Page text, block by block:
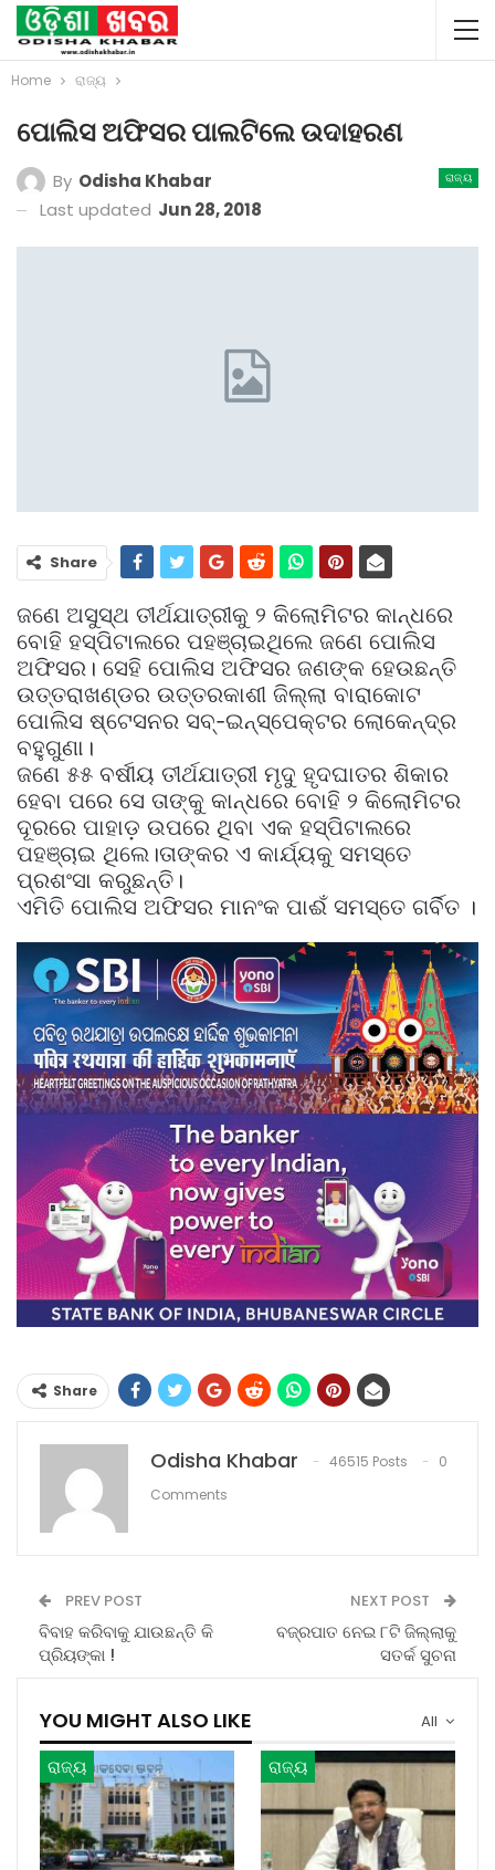
Home ରାଜ୍ୟ
ପୋଲିସ ଅଫିସର ପାଲଟିଲେ ଉଦାହରଣ
ରାଜ୍ୟ
By Odisha Khabar
Last updated Jun 28, 2018
Share
ଜଣେ ଅସୁସ୍ଥ ତୀର୍ଥଯାତ୍ରୀକୁ ୨ କିଲୋମିଟର କାନ୍ଧରେ
ବୋହି ହସ୍ପିଟାଲରେ ପହଞ୍ଚାଇଥିଲେ ଜଣେ ପୋଲିସ
ଅଫିସର। ସେହି ପୋଲିସ ଅଫିସର ଜଣଙ୍କ ହେଉଛନ୍ତି
ଉତ୍ତରାଖଣ୍ଡର ଉତ୍ତରକାଶୀ ଜିଲ୍ଲା ବାରାକୋଟ
ପୋଲିସ ଷ୍ଟେସନର ସବ୍‌-ଇନ୍‌ସ୍ପେକ୍ଟର ଲୋକେନ୍ଦ୍ର
ବହୁଗୁଣା।
ଜଣେ ୫୫ ବର୍ଷୀୟ ତୀର୍ଥଯାତ୍ରୀ ମୃଦୁ ହୃଦଘାତର ଶିକାର
ହେବା ପରେ ସେ ତାଙ୍କୁ କାନ୍ଧରେ ବୋହି ୨ କିଲୋମିଟର
ଦୂରରେ ପାହାଡ଼ ଉପରେ ଥିବା ଏକ ହସ୍ପିଟାଲରେ
ପହଞ୍ଚାଇ ଥିଲେ।ତାଙ୍କର ଏ କାର୍ଯ୍ୟକୁ ସମସ୍ତେ
ପ୍ରଶଂସା କରୁଛନ୍ତି।
ଏମିତି ପୋଲିସ ଅଫିସର ମାନଂକ ପାଈଁ ସମସ୍ତେ ଗର୍ବିତ ।
Share
Odisha Khabar 46515 Posts
0
Comments
PREV POST
ବିବାହ କରିବାକୁ ଯାଉଛନ୍ତି କି
ପ୍ରିୟଙ୍କା !
NEXT POST
ବଜ୍ରପାତ ନେଇ ୮ଟି ଜିଲ୍ଲାକୁ
ସତର୍କ ସୁଚନା
All
YOU MIGHT ALSO LIKE
ରାଜ୍ୟ ରାଜ୍ୟ